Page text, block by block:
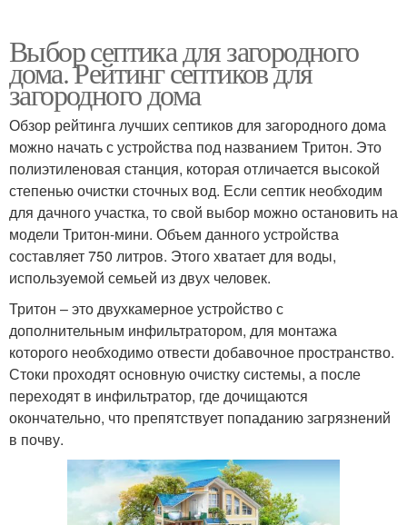
Выбор септика для загородного
дома. Рейтинг септиков для
загородного дома
Обзор рейтинга лучших септиков для загородного дома
можно начать с устройства под названием Тритон. Это
полиэтиленовая станция, которая отличается высокой
степенью очистки сточных вод. Если септик необходим
для дачного участка, то свой выбор можно остановить на
модели Тритон-мини. Объем данного устройства
составляет 750 литров. Этого хватает для воды,
используемой семьей из двух человек.
Тритон – это двухкамерное устройство с
дополнительным инфильтратором, для монтажа
которого необходимо отвести добавочное пространство.
Стоки проходят основную очистку системы, а после
переходят в инфильтратор, где дочищаются
окончательно, что препятствует попаданию загрязнений
в почву.